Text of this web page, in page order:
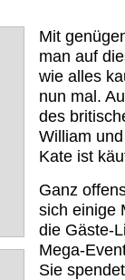
Mit
man auf
wie alles
nun mal.
des
William
Kate ist
Ganz
sich einige
die Gäste-
Mega-
Sie